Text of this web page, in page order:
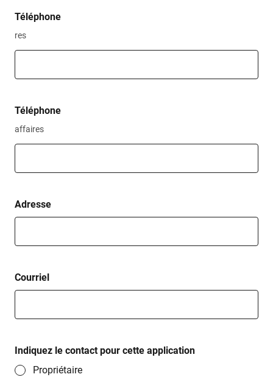
Téléphone
res
Téléphone
affaires
Adresse
Courriel
Indiquez le contact pour cette application
Propriétaire